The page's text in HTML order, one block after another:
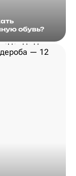
обувь?